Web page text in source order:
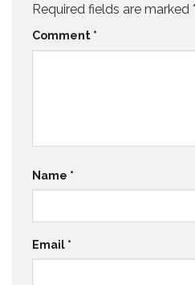
Required fields are marked *
Comment *
Name *
Email *